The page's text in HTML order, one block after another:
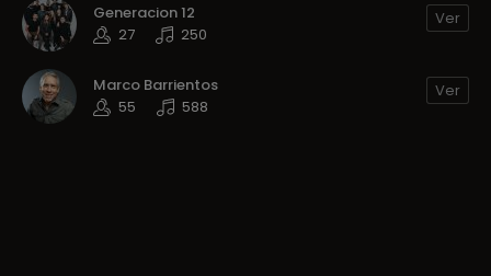
Generacion 12
27
250
Ver
Marco Barrientos
55
588
Ver